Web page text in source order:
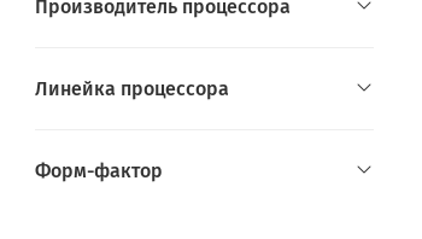
Производитель процессора
Линейка процессора
Форм-фактор